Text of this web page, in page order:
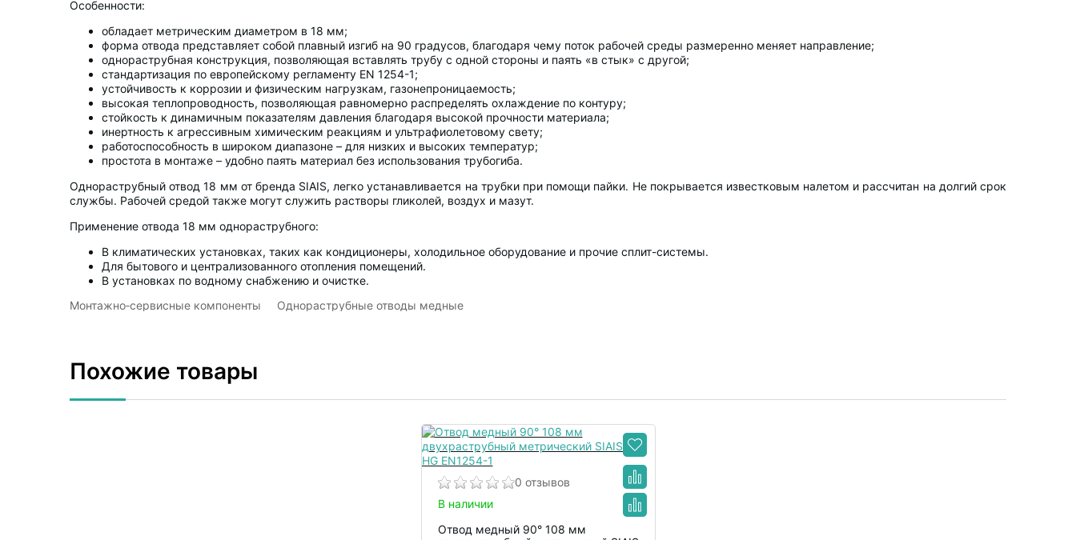
Особенности:
обладает метрическим диаметром в 18 мм;
форма отвода представляет собой плавный изгиб на 90 градусов, благодаря чему поток рабочей среды размеренно меняет направление;
однораструбная конструкция, позволяющая вставлять трубу с одной стороны и паять «в стык» с другой;
стандартизация по европейскому регламенту EN 1254-1;
устойчивость к коррозии и физическим нагрузкам, газонепроницаемость;
высокая теплопроводность, позволяющая равномерно распределять охлаждение по контуру;
стойкость к динамичным показателям давления благодаря высокой прочности материала;
инертность к агрессивным химическим реакциям и ультрафиолетовому свету;
работоспособность в широком диапазоне – для низких и высоких температур;
простота в монтаже – удобно паять материал без использования трубогиба.
Однораструбный отвод 18 мм от бренда SIAIS, легко устанавливается на трубки при помощи пайки. Не покрывается известковым налетом и рассчитан на долгий срок
службы. Рабочей средой также могут служить растворы гликолей, воздух и мазут.
Применение отвода 18 мм однораструбного:
В климатических установках, таких как кондиционеры, холодильное оборудование и прочие сплит-системы.
Для бытового и централизованного отопления помещений.
В установках по водному снабжению и очистке.
Монтажно‑сервисные компоненты
Однораструбные отводы медные
Похожие товары
0 отзывов
В наличии
Отвод медный 90° 108 мм